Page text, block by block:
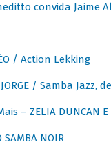
convida Jaime
/ Action Lekking
/ Samba Jazz,
– ZELIA DUNCAN
SAMBA NOIR